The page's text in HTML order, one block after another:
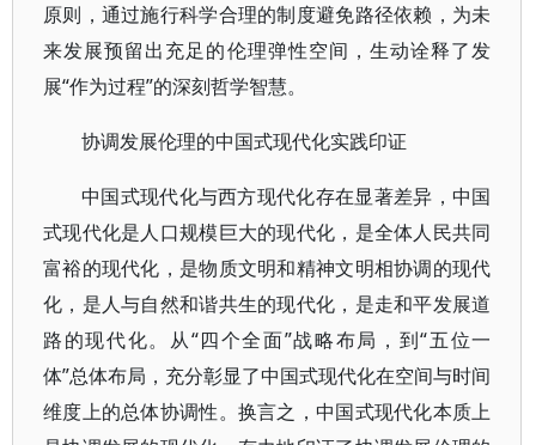
原则，通过施行科学合理的制度避免路径依赖，为未
来发展预留出充足的伦理弹性空间，生动诠释了发
展“作为过程”的深刻哲学智慧。
协调发展伦理的中国式现代化实践印证
中国式现代化与西方现代化存在显著差异，中国
式现代化是人口规模巨大的现代化，是全体人民共同
富裕的现代化，是物质文明和精神文明相协调的现代
化，是人与自然和谐共生的现代化，是走和平发展道
路的现代化。从“四个全面”战略布局，到“五位一
体”总体布局，充分彰显了中国式现代化在空间与时间
维度上的总体协调性。换言之，中国式现代化本质上